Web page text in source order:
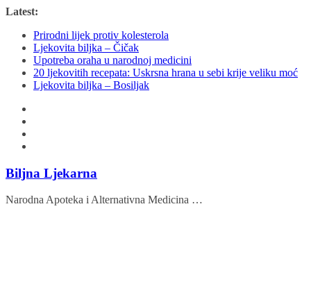
Skip
content
Latest:
Prirodni lijek protiv kolesterola
Ljekovita biljka – Čičak
Upotreba oraha u narodnoj medicini
20 ljekovitih recepata: Uskrsna hrana u sebi krije veliku moć
Ljekovita biljka – Bosiljak
Biljna Ljekarna
Narodna Apoteka i Alternativna Medicina …